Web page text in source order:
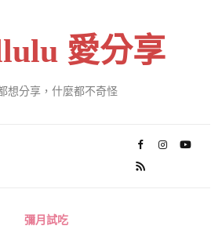
愛分享
想分享，什麼都不奇怪
彌月試吃